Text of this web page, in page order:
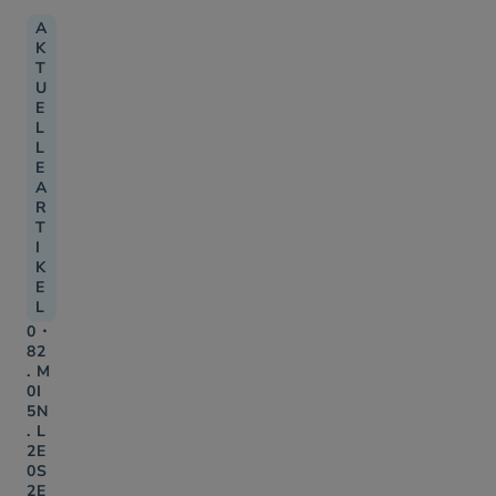
A
K
T
U
E
L
L
E
A
R
T
I
K
E
L
0
8
.
0
5
.
2
0
2
・
2
M
I
N
L
E
S
E